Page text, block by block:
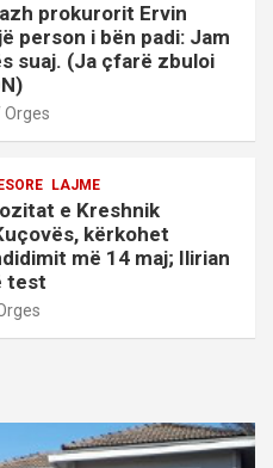
prokurorit Ervin
person i bën padi: Jam
suaj. (Ja çfarë zbuloi
Orges
LAJME
e Kreshnik
kërkohet
më 14 maj; Ilirian
test